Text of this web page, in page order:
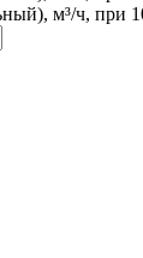
м³/ч, при